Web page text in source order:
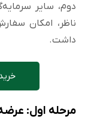
دوم، سایر
ناظر، امکان
داشت.
مرحله اول: